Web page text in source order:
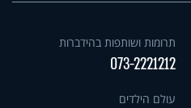
תרומות ושותפות בהידברות
073-2221212
עולם הילדים